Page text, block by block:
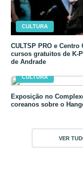
CULTURA
CULTSP PRO e
cursos gratuitos de K-
de Andrade
CULTURA
Exposição no
coreanos sobre o
VER